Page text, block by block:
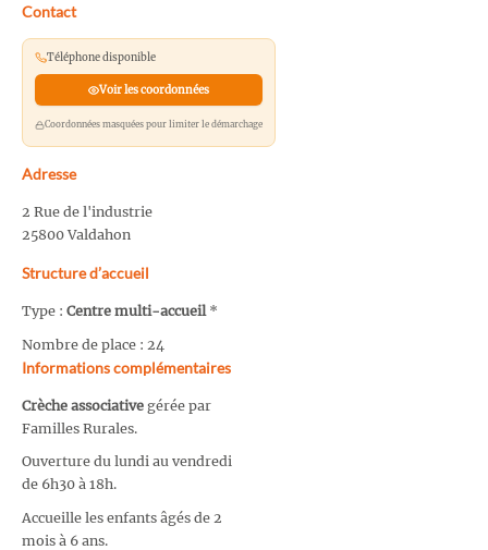
Contact
Téléphone disponible
Voir les coordonnées
Coordonnées masquées pour limiter le démarchage
Adresse
2 Rue de l'industrie
25800 Valdahon
Structure d’accueil
Type : Centre multi-accueil*
Nombre de place : 24
Informations complémentaires
Crèche associative gérée par
Familles Rurales.
Ouverture du lundi au vendredi
de 6h30 à 18h.
Accueille les enfants âgés de 2
mois à 6 ans.